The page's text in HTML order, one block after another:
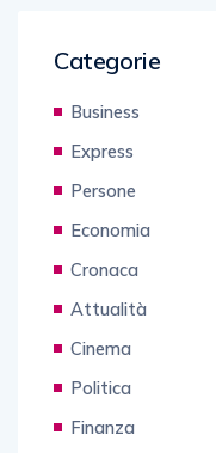
Categorie
Business
Express
Persone
Economia
Cronaca
Attualità
Cinema
Politica
Finanza